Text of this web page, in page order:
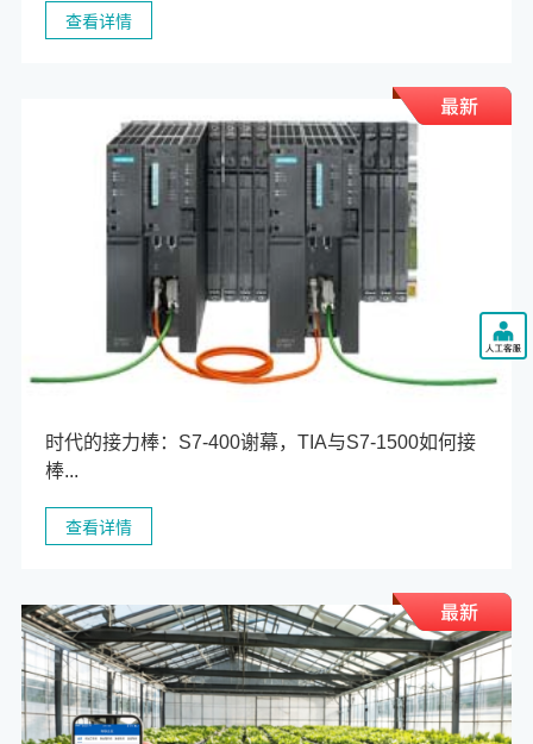
查看详情
时代的接力棒：S7-400谢幕，TIA与S7-1500如何接
棒...
查看详情